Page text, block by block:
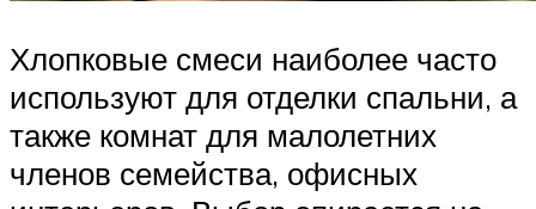
Хлопковые смеси наиболее часто
используют для отделки спальни, а
также комнат для малолетних
членов семейства, офисных